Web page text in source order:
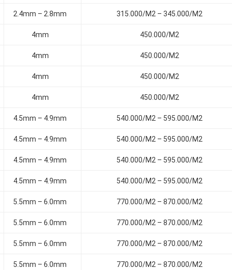
2.4mm – 2.8mm 315.000/M2 – 345.000/M2
4mm 450.000/M2
4mm 450.000/M2
4mm 450.000/M2
4mm 450.000/M2
4.5mm – 4.9mm 540.000/M2 – 595.000/M2
4.5mm – 4.9mm 540.000/M2 – 595.000/M2
4.5mm – 4.9mm 540.000/M2 – 595.000/M2
4.5mm – 4.9mm 540.000/M2 – 595.000/M2
5.5mm – 6.0mm 770.000/M2 – 870.000/M2
5.5mm – 6.0mm 770.000/M2 – 870.000/M2
5.5mm – 6.0mm 770.000/M2 – 870.000/M2
5.5mm – 6.0mm 770.000/M2 – 870.000/M2